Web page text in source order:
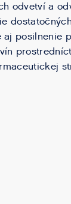
odvetví a
posilnenie